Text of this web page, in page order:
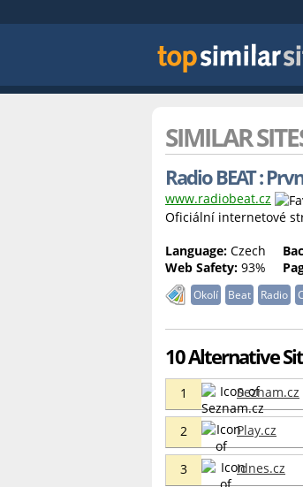
SIMILAR
Radio BEAT :
www.radiobeat.cz
Oficiální internetové
Language: Czech
Web Safety: 93%
Okolí Beat Radio
10 Alternative
1 Seznam.cz
2 Play.cz
3 Idnes.cz